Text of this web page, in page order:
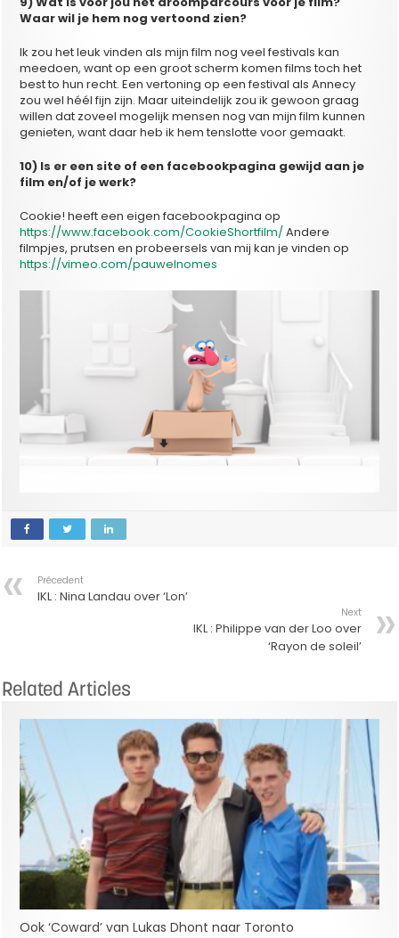
Waar wil je hem nog vertoond zien?
Ik zou het leuk vinden als mijn film nog veel festivals kan
meedoen, want op een groot scherm komen films toch het
best to hun recht. Een vertoning op een festival als Annecy
zou wel héél fijn zijn. Maar uiteindelijk zou ik gewoon graag
willen dat zoveel mogelijk mensen nog van mijn film kunnen
genieten, want daar heb ik hem tenslotte voor gemaakt.
10) Is er een site of een facebookpagina gewijd aan je
film en/of je werk?
Cookie! heeft een eigen facebookpagina op
https://www.facebook.com/CookieShortfilm/Andere
filmpjes, prutsen en probeersels van mij kan je vinden op
https://vimeo.com/pauwelnomes
Précedent
IKL : Nina Landau over ‘Lon’
Next
IKL : Philippe van der Loo over
‘Rayon de soleil’
Related Articles
Ook ‘Coward’ van Lukas Dhont naar Toronto